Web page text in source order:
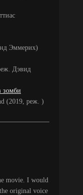
Эммерих)
Дэвид
зомби
(2019, реж. )
movie. I would
original voice